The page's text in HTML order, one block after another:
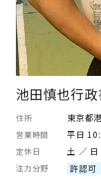
池田慎也行
住所 東京都
営業時間 平日
定休日 土 ／ 日
注力分野 許認可